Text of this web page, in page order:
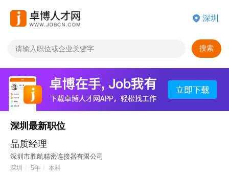
搜索
深圳最新职位
品质经理
深圳市胜航精密连接器有限公司
深圳 / 5年 / 本科